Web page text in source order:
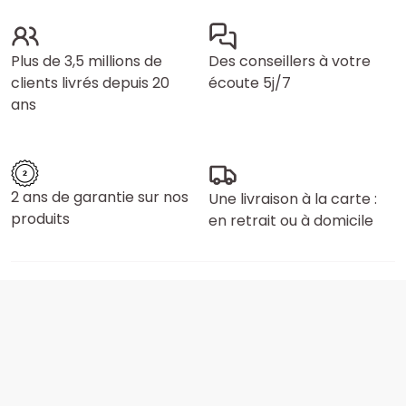
Plus de 3,5 millions de
clients livrés depuis 20
ans
Des conseillers à votre
écoute 5j/7
2 ans de garantie sur nos
produits
Une livraison à la carte :
en retrait ou à domicile